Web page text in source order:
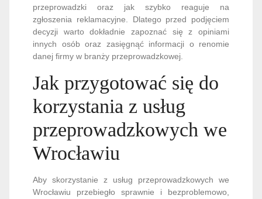
przeprowadzki oraz jak szybko reaguje na
zgłoszenia reklamacyjne. Dlatego przed podjęciem
decyzji warto dokładnie zapoznać się z opiniami
innych osób oraz zasięgnąć informacji o renomie
danej firmy w branży przeprowadzkowej.
Jak przygotować się do
korzystania z usług
przeprowadzkowych we
Wrocławiu
Aby skorzystanie z usług przeprowadzkowych we
Wrocławiu przebiegło sprawnie i bezproblemowo,